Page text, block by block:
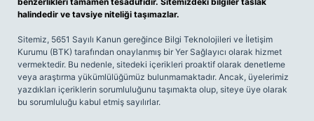
halindedir ve tavsiye niteliği taşımazlar.
Sitemiz, 5651 Sayılı Kanun gereğince Bilgi Teknolojileri ve İletişim
Kurumu (BTK) tarafından onaylanmış bir Yer Sağlayıcı olarak hizmet
vermektedir. Bu nedenle, sitedeki içerikleri proaktif olarak denetleme
veya araştırma yükümlülüğümüz bulunmamaktadır. Ancak, üyelerimiz
yazdıkları içeriklerin sorumluluğunu taşımakta olup, siteye üye olarak
bu sorumluluğu kabul etmiş sayılırlar.